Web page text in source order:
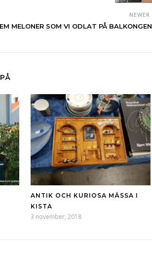
NEWER
MELONER SOM VI ODLAT PÅ BALKONGEN
ANTIK OCH KURIOSA MÄSSA I
KISTA
3 november, 2018